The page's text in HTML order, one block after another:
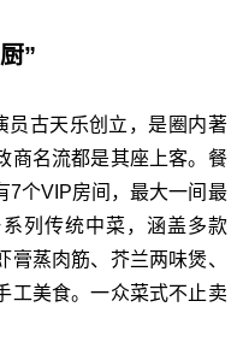
”
员古天乐创立，是圈内著
商名流都是其座上客。餐
7个VIP房间，最大一间最
列传统中菜，涵盖多款
蒸肉筋、芥兰两味煲、
工美食。一众菜式不止卖